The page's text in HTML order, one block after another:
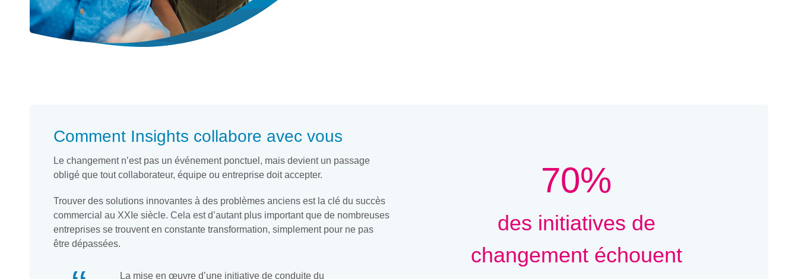
Comment Insights collabore avec vous
Le changement n’est pas un événement ponctuel, mais devient un passage
obligé que tout collaborateur, équipe ou entreprise doit accepter.
Trouver des solutions innovantes à des problèmes anciens est la clé du succès
commercial au XXIe siècle. Cela est d’autant plus important que de nombreuses
entreprises se trouvent en constante transformation, simplement pour ne pas
être dépassées.
La mise en œuvre d’une initiative de conduite du
70%
des initiatives de
changement échouent